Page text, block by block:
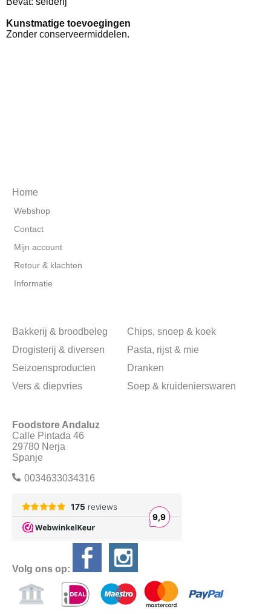
Kunstmatige toevoegingen
Zonder conserveermiddelen.
Home
Webshop
Contact
Mijn account
Retour & klachten
Informatie
Bakkerij & broodbeleg
Chips, snoep & koek
Drogisterij & diversen
Pasta, rijst & mie
Seizoensproducten
Dranken
Vers & diepvries
Soep & kruidenierswaren
Foodstore Andaluz
Calle Pintada 46
29780 Nerja
Spanje
0034633034316
Volg ons op: